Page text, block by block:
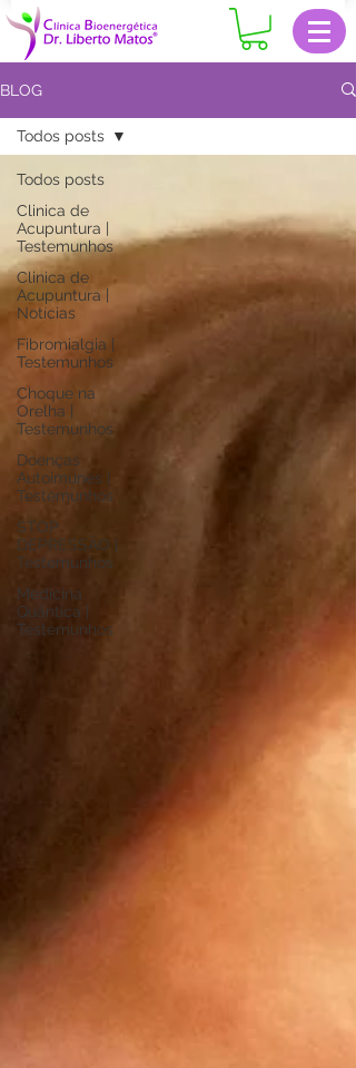
BLOG
Todos posts
Clinica de
Acupuntura |
Testemunhos
Clinica de
Acupuntura |
Notícias
Fibromialgia |
Testemunhos
Choque na
Orelha |
Testemunhos
Doenças
Autoimunes |
Testemunhos
STOP
DEPRESSÃO |
Testemunhos
Medicina
Quântica |
Testemunhos
Todos posts